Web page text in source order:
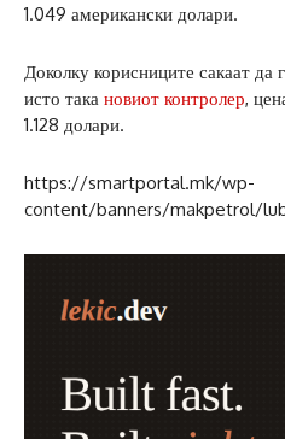
1.049 американски долари.
Доколку корисниците сакаат да
исто така новиот контролер,
1.128 долари.
https://smartportal.mk/wp-
content/banners/makpetrol/